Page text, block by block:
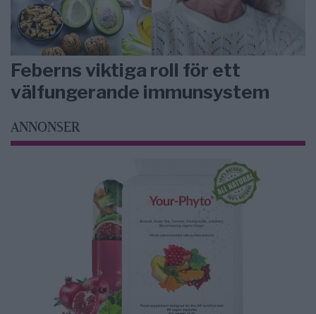
Feberns viktiga roll för ett
välfungerande immunsystem
ANNONSER